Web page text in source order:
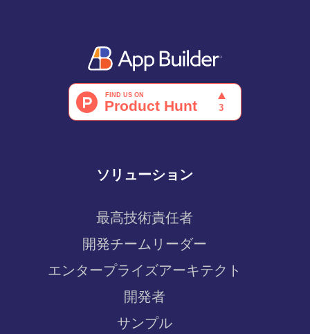
ソリューション
最高技術責任者
開発チームリーダー
エンタープライズアーキテクト
開発者
サンプル